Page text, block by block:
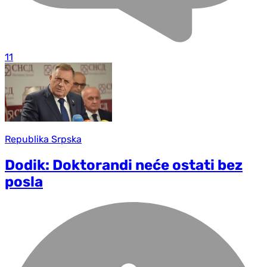
11
Republika Srpska
Dodik: Doktorandi neće ostati bez
posla